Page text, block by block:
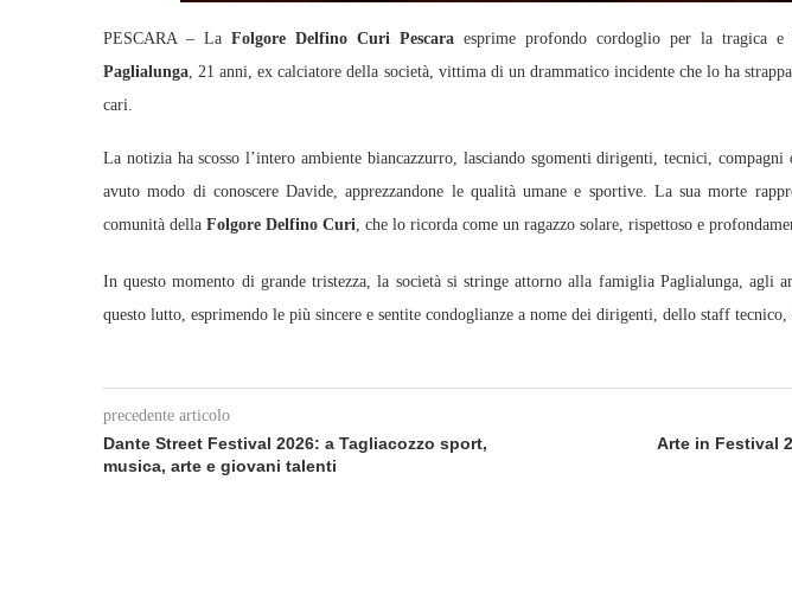
PESCARA – La Folgore Delfino Curi Pescara esprime profondo cordoglio per la tragica e
Paglialunga, 21 anni, ex calciatore della società, vittima di un drammatico incidente che lo ha
cari.
La notizia ha scosso l’intero ambiente biancazzurro, lasciando sgomenti dirigenti, tecnici,
avuto modo di conoscere Davide, apprezzandone le qualità umane e sportive. La sua morte
comunità della Folgore Delfino Curi, che lo ricorda come un ragazzo solare, rispettoso e
In questo momento di grande tristezza, la società si stringe attorno alla famiglia Paglialunga, agli
questo lutto, esprimendo le più sincere e sentite condoglianze a nome dei dirigenti, dello staff
precedente articolo
Dante Street Festival 2026: a Tagliacozzo sport,
musica, arte e giovani talenti
Arte in Festival